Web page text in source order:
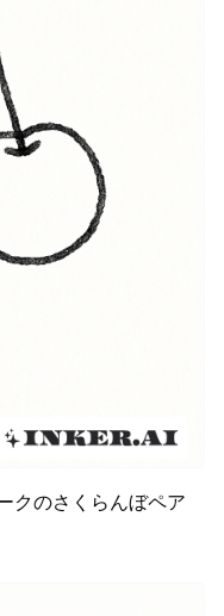
クのさくらんぼペア